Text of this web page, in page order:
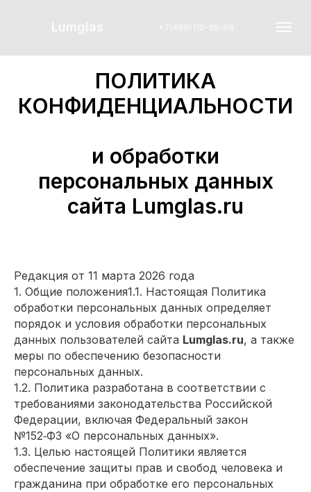
ПОЛИТИКА
КОНФИДЕНЦИАЛЬНОСТИ
и обработки
персональных данных
сайта Lumglas.ru
Редакция от 11 марта 2026 года
1. Общие положения1.1. Настоящая Политика
обработки персональных данных определяет
порядок и условия обработки персональных
данных пользователей сайта Lumglas.ru, а также
меры по обеспечению безопасности
персональных данных.
1.2. Политика разработана в соответствии с
требованиями законодательства Российской
Федерации, включая Федеральный закон
№152‑ФЗ «О персональных данных».
1.3. Целью настоящей Политики является
обеспечение защиты прав и свобод человека и
гражданина при обработке его персональных